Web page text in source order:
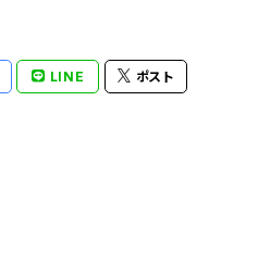
LINE ポスト